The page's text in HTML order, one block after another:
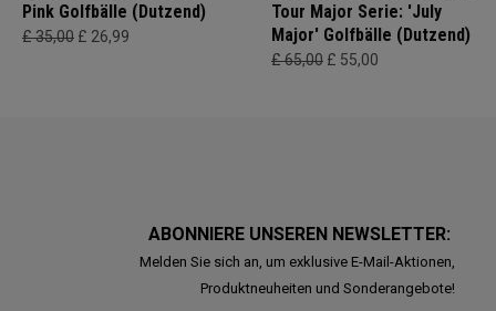
Pink Golfbälle (Dutzend)
£ 35,00 £ 26,99
Tour Major Serie: 'July
Major' Golfbälle (Dutzend)
£ 65,00 £ 55,00
ABONNIERE UNSEREN NEWSLETTER:
Melden Sie sich an, um exklusive E-Mail-Aktionen,
Produktneuheiten und Sonderangebote!